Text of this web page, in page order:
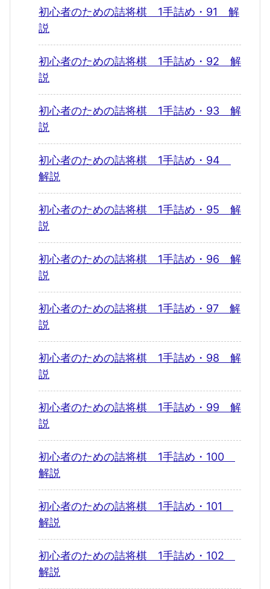
初心者のための詰将棋 1手詰め・91 解
説
初心者のための詰将棋 1手詰め・92 解
説
初心者のための詰将棋 1手詰め・93 解
説
初心者のための詰将棋 1手詰め・94
解説
初心者のための詰将棋 1手詰め・95 解
説
初心者のための詰将棋 1手詰め・96 解
説
初心者のための詰将棋 1手詰め・97 解
説
初心者のための詰将棋 1手詰め・98 解
説
初心者のための詰将棋 1手詰め・99 解
説
初心者のための詰将棋 1手詰め・100
解説
初心者のための詰将棋 1手詰め・101
解説
初心者のための詰将棋 1手詰め・102
解説